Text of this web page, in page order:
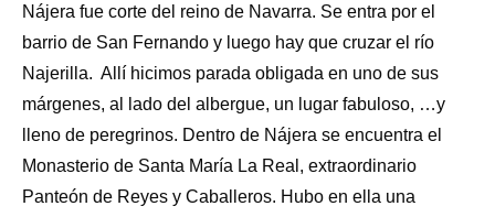
Nájera fue corte del reino de Navarra. Se entra por el
barrio de San Fernando y luego hay que cruzar el río
Najerilla. Allí hicimos parada obligada en uno de sus
márgenes, al lado del albergue, un lugar fabuloso, …y
lleno de peregrinos. Dentro de Nájera se encuentra el
Monasterio de Santa María La Real, extraordinario
Panteón de Reyes y Caballeros. Hubo en ella una